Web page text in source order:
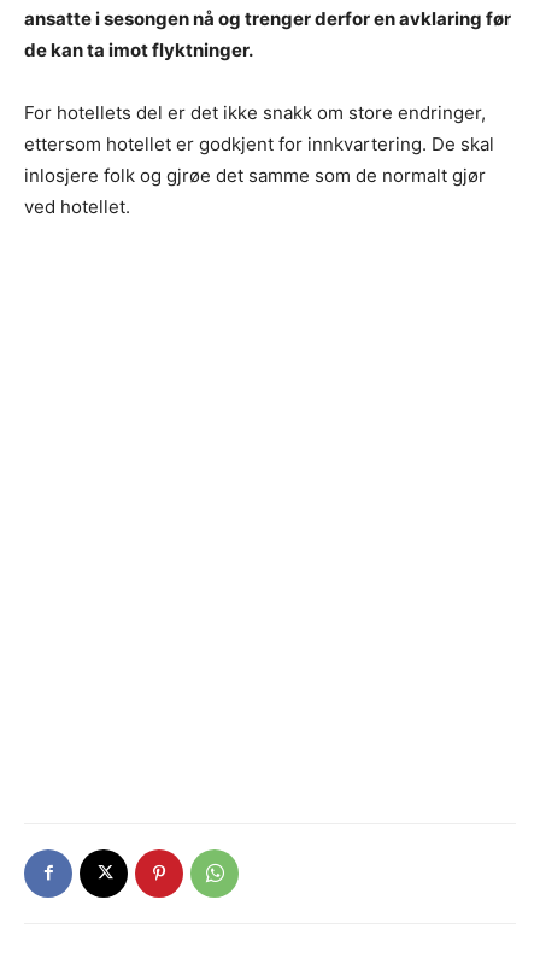
ansatte i sesongen nå og trenger derfor en avklaring før
de kan ta imot flyktninger.
For hotellets del er det ikke snakk om store endringer,
ettersom hotellet er godkjent for innkvartering. De skal
inlosjere folk og gjrøe det samme som de normalt gjør
ved hotellet.